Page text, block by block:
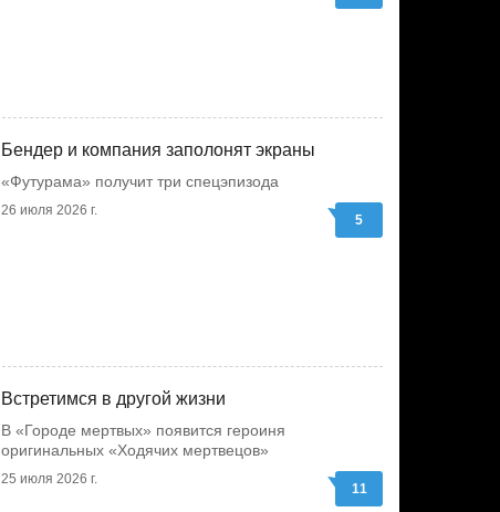
Бендер и компания заполонят экраны
«Футурама» получит три спецэпизода
26 июля 2026 г.
5
Встретимся в другой жизни
В «Городе мертвых» появится героиня
оригинальных «Ходячих мертвецов»
25 июля 2026 г.
11